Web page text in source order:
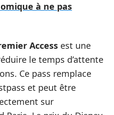
à ne pas
Access est une
le temps d’attente
Ce pass remplace
et peut être
sur